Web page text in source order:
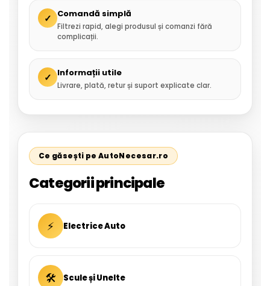
✓ Comandă simplă
Filtrezi rapid, alegi produsul și comanzi fără
complicații.
✓ Informații utile
Livrare, plată, retur și suport explicate clar.
Ce găsești pe AutoNecesar.ro
Categorii principale
⚡ Electrice Auto
🛠 Scule și Unelte